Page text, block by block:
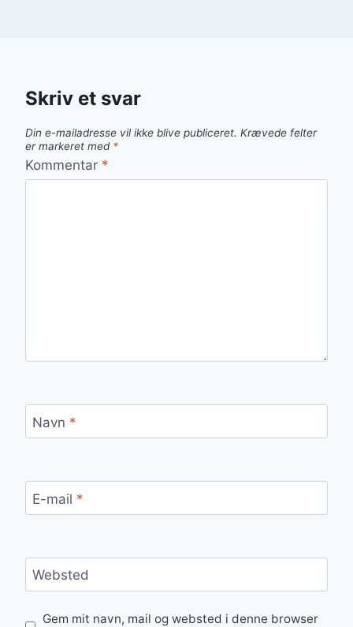
Skriv et svar
Din e-mailadresse vil ikke blive publiceret. Krævede felter
er markeret med *
Kommentar *
Navn *
E-mail *
Websted
Gem mit navn, mail og websted i denne browser